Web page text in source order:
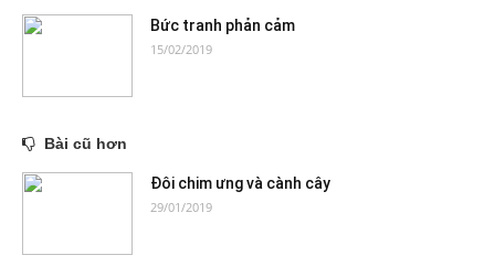
Bức tranh phản cảm
15/02/2019
Bài cũ hơn
Đôi chim ưng và cành cây
29/01/2019